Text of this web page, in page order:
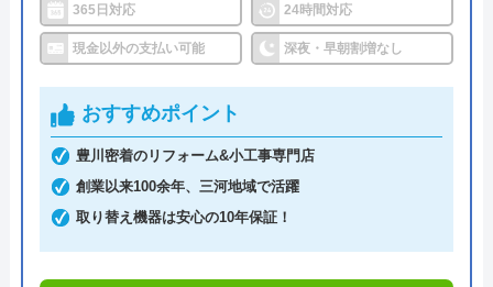
ます。そのネットワークを活かし、「365日24時間
の即日対応」「最短20分で駆けつけ」といった利用
また、出張や見積もり、深夜早朝割増料金、キャン
365日対応 24時間対応
現金以外の支払い可能 深夜・早朝割増なし
おすすめポイント
豊川密着のリフォーム&小工事専門店
創業以来100余年、三河地域で活躍
取り替え機器は安心の10年保証！